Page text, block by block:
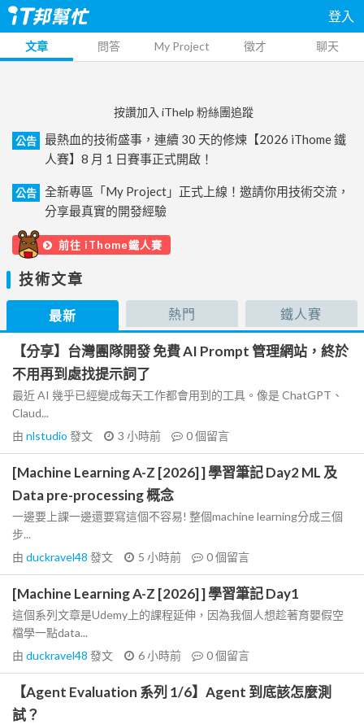
登入
文章 問答 My Project 徵才 聊天
按讚加入 iThelp 粉絲團追蹤
公告
最熱血的技術盛事，連續 30 天的修煉【2026 iThome 鐵
人賽】8 月 1 日賽事正式開啟！
公告
全新專區「My Project」正式上線！邀請你用技術交流，
分享最真實的開發經驗
前往 iThome鐵人賽
技術文章
最新 熱門 鐵人賽
【分享】台灣團隊開發 免費 AI Prompt 管理網站，終於
不用再到處找提示詞了
最近 AI 幾乎已經變成每天工作都會用到的工具。像是 ChatGPT、
Claud...
由 nlstudio 發文 3 小時前 0個留言
[Machine Learning A-Z [2026] ] 學習筆記 Day2 ML 及
Data pre-processing 概念
一邊要上課一邊還要寫這個不容易! 整個machine learning分成三個
步...
由 duckravel48 發文 5 小時前 0個留言
[Machine Learning A-Z [2026] ] 學習筆記 Day1
這個系列文章是Udemy上的課程延伸，因為我個人想趁著育嬰假空
檔學一點data...
由 duckravel48 發文 6 小時前 0個留言
【Agent Evaluation 系列 1/6】Agent 到底該怎麼測
試？